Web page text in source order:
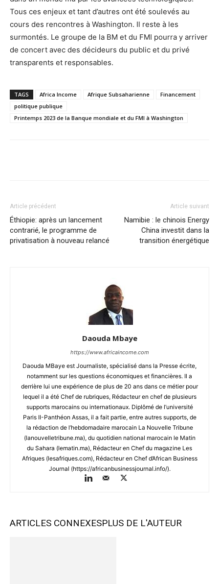
Tous ces enjeux et tant d’autres ont été soulevés au
cours des rencontres à Washington. Il reste à les
surmontés. Le groupe de la BM et du FMI pourra y arriver
de concert avec des décideurs du public et du privé
transparents et responsables.
TAGS Africa Income Afrique Subsaharienne
Financement
politique publique
Printemps 2023 de la Banque mondiale et du FMI à Washington
Article précédent
Éthiopie: après un lancement
contrarié, le programme de
privatisation à nouveau relancé
Article suivant
Namibie : le chinois Energy
China investit dans la
transition énergétique
Daouda Mbaye
https://www.africaincome.com
Daouda MBaye est Journaliste, spécialisé dans la Presse écrite,
notamment sur les questions économiques et financières. Il a
derrière lui une expérience de plus de 20 ans dans ce métier pour
lequel il a été Chef de rubriques, Rédacteur en chef de plusieurs
supports marocains ou internationaux. Diplômé de l’université
Paris II-Panthéon Assas, il a fait partie, entre autres supports, de
la rédaction de l’hebdomadaire marocain La Nouvelle Tribune
(lanouvelletribune.ma), du quotidien national marocain le Matin
du Sahara (lematin.ma), Rédacteur en Chef du magazine Les
Afriques (lesafriques.com), Rédacteur en Chef d’African Business
Journal (https://africanbusinessjournal.info/).
ARTICLES CONNEXESPLUS DE L'AUTEUR